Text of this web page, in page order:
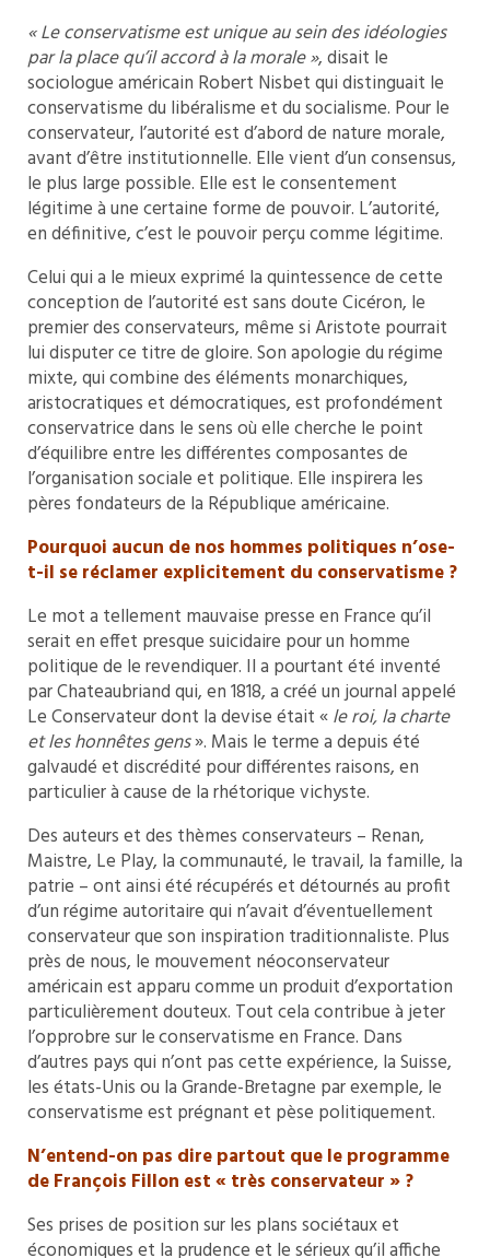
« Le conservatisme est unique au sein des idéologies
par la place qu’il accord à la morale », disait le
sociologue américain Robert Nisbet qui distinguait le
conservatisme du libéralisme et du socialisme. Pour le
conservateur, l’autorité est d’abord de nature morale,
avant d’être institutionnelle. Elle vient d’un consensus,
le plus large possible. Elle est le consentement
légitime à une certaine forme de pouvoir. L’autorité,
en définitive, c’est le pouvoir perçu comme légitime.
Celui qui a le mieux exprimé la quintessence de cette
conception de l’autorité est sans doute Cicéron, le
premier des conservateurs, même si Aristote pourrait
lui disputer ce titre de gloire. Son apologie du régime
mixte, qui combine des éléments monarchiques,
aristocratiques et démocratiques, est profondément
conservatrice dans le sens où elle cherche le point
d’équilibre entre les différentes composantes de
l’organisation sociale et politique. Elle inspirera les
pères fondateurs de la République américaine.
Pourquoi aucun de nos hommes politiques n’ose-
t-il se réclamer explicitement du conservatisme ?
Le mot a tellement mauvaise presse en France qu’il
serait en effet presque suicidaire pour un homme
politique de le revendiquer. Il a pourtant été inventé
par Chateaubriand qui, en 1818, a créé un journal appelé
Le Conservateur dont la devise était «le roi, la charte
et les honnêtes gens». Mais le terme a depuis été
galvaudé et discrédité pour différentes raisons, en
particulier à cause de la rhétorique vichyste.
Des auteurs et des thèmes conservateurs – Renan,
Maistre, Le Play, la communauté, le travail, la famille, la
patrie – ont ainsi été récupérés et détournés au profit
d’un régime autoritaire qui n’avait d’éventuellement
conservateur que son inspiration traditionnaliste. Plus
près de nous, le mouvement néoconservateur
américain est apparu comme un produit d’exportation
particulièrement douteux. Tout cela contribue à jeter
l’opprobre sur le conservatisme en France. Dans
d’autres pays qui n’ont pas cette expérience, la Suisse,
les états-Unis ou la Grande-Bretagne par exemple, le
conservatisme est prégnant et pèse politiquement.
N’entend-on pas dire partout que le programme
de François Fillon est « très conservateur » ?
Ses prises de position sur les plans sociétaux et
économiques et la prudence et le sérieux qu’il affiche